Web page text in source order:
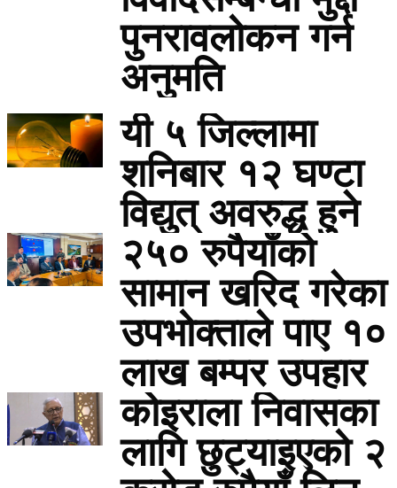
पुनरावलोकन गर्न
अनुमति
यी ५ जिल्लामा
शनिबार १२ घण्टा
विद्युत् अवरुद्ध हुने
२५० रुपैयाँको
सामान खरिद गरेका
उपभोक्ताले पाए १०
लाख बम्पर उपहार
कोइराला निवासका
लागि छुट्याइएको २